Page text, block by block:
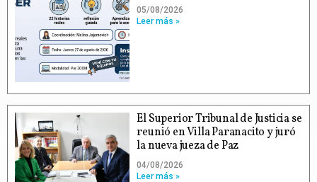
05/08/2026
Leer más »
El Superior Tribunal de Justicia se
reunió en Villa Paranacito y juró
la nueva jueza de Paz
04/08/2026
Leer más »